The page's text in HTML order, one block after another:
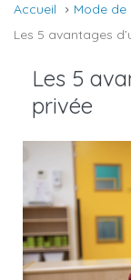
Accueil
Mode
Les 5 avantages
Les 5
privée